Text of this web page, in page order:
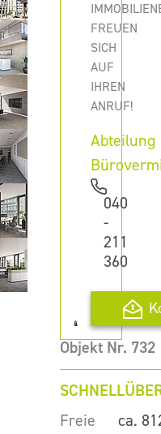
FREUEN
SICH
AUF
IHREN
ANRUF!
Abteilung
040
-
211
360
Objekt Nr. 732
Freie
ca.